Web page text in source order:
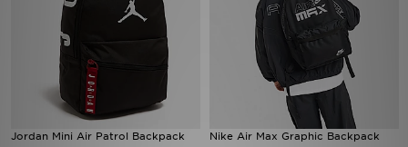
Jordan Mini Air Patrol Backpack Nike Air Max Graphic Backpack